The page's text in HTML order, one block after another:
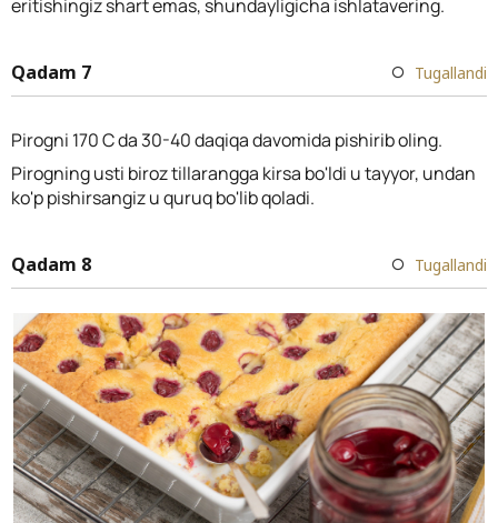
eritishingiz shart emas, shundayligicha ishlatavering.
Qadam 7 Tugallandi
Pirogni 170 C da 30-40 daqiqa davomida pishirib oling.
Pirogning usti biroz tillarangga kirsa bo'ldi u tayyor, undan
ko'p pishirsangiz u quruq bo'lib qoladi.
Qadam 8 Tugallandi